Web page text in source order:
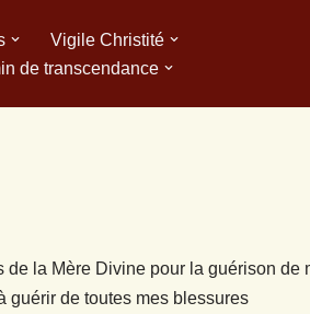
Vigile Christité
de transcendance
de la Mère Divine pour la guérison de
guérir de toutes mes blessures